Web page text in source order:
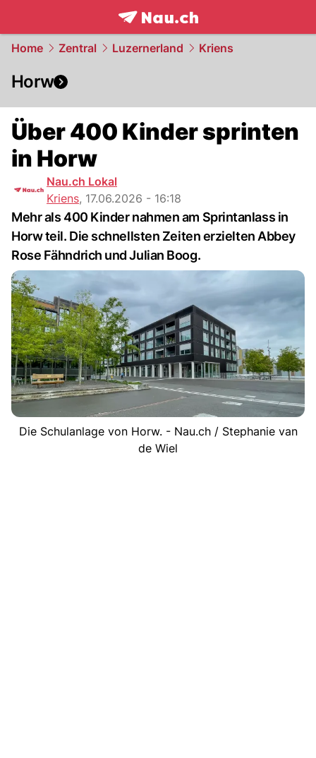
frontpage.NAU.ch
Home Zentral Luzernerland Kriens
Horw
Über 400 Kinder sprinten
in Horw
Nau.ch Lokal
Kriens, 17.06.2026 - 16:18
Mehr als 400 Kinder nahmen am Sprintanlass in
Horw teil. Die schnellsten Zeiten erzielten Abbey
Rose Fähndrich und Julian Boog.
Die Schulanlage von Horw. - Nau.ch / Stephanie van
de Wiel